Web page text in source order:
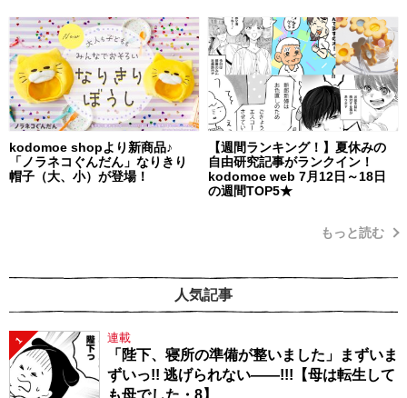
kodomoe shopより新商品♪
「ノラネコぐんだん」なりきり
帽子（大、小）が登場！
【週間ランキング！】夏休みの
自由研究記事がランクイン！
kodomoe web 7月12日～18日
の週間TOP5★
もっと読む
人気記事
1 連載
「陛下、寝所の準備が整いました」まずいま
ずいっ!! 逃げられない――!!!【母は転生して
も母でした・8】